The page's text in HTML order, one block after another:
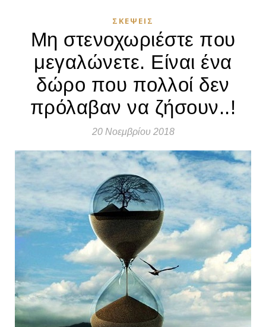
ΣΚΈΨΕΙΣ
Μη στενοχωριέστε που
μεγαλώνετε. Είναι ένα
δώρο που πολλοί δεν
πρόλαβαν να ζήσουν..!
20 Νοεμβρίου 2018